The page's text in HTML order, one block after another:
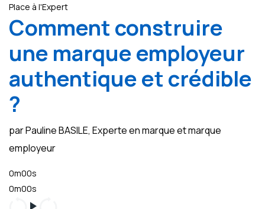
Place à l'Expert
Comment construire
une marque employeur
authentique et crédible
?
par Pauline BASILE, Experte en marque et marque
employeur
0m00s
0m00s